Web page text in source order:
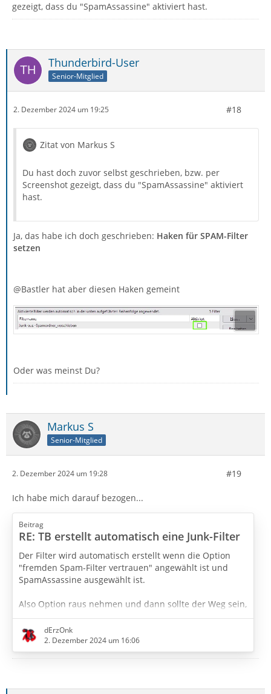
gezeigt, dass du "SpamAssassine" aktiviert hast.
Thunderbird-User
Senior-Mitglied
2. Dezember 2024 um 19:25 #18
Zitat von Markus S
Du hast doch zuvor selbst geschrieben, bzw. per
Screenshot gezeigt, dass du "SpamAssassine" aktiviert
hast.
Ja, das habe ich doch geschrieben: Haken für SPAM-Filter
setzen
@Bastler hat aber diesen Haken gemeint
Oder was meinst Du?
Markus S
Senior-Mitglied
2. Dezember 2024 um 19:28 #19
Ich habe mich darauf bezogen...
Beitrag
RE: TB erstellt automatisch eine Junk-Filter
Der Filter wird automatisch erstellt wenn die Option
"fremden Spam-Filter vertrauen" angewählt ist und
SpamAssassine ausgewählt ist.
Also Option raus nehmen und dann sollte der Weg sein,
sonst manuell löschen.
dErzOnk
2. Dezember 2024 um 16:06